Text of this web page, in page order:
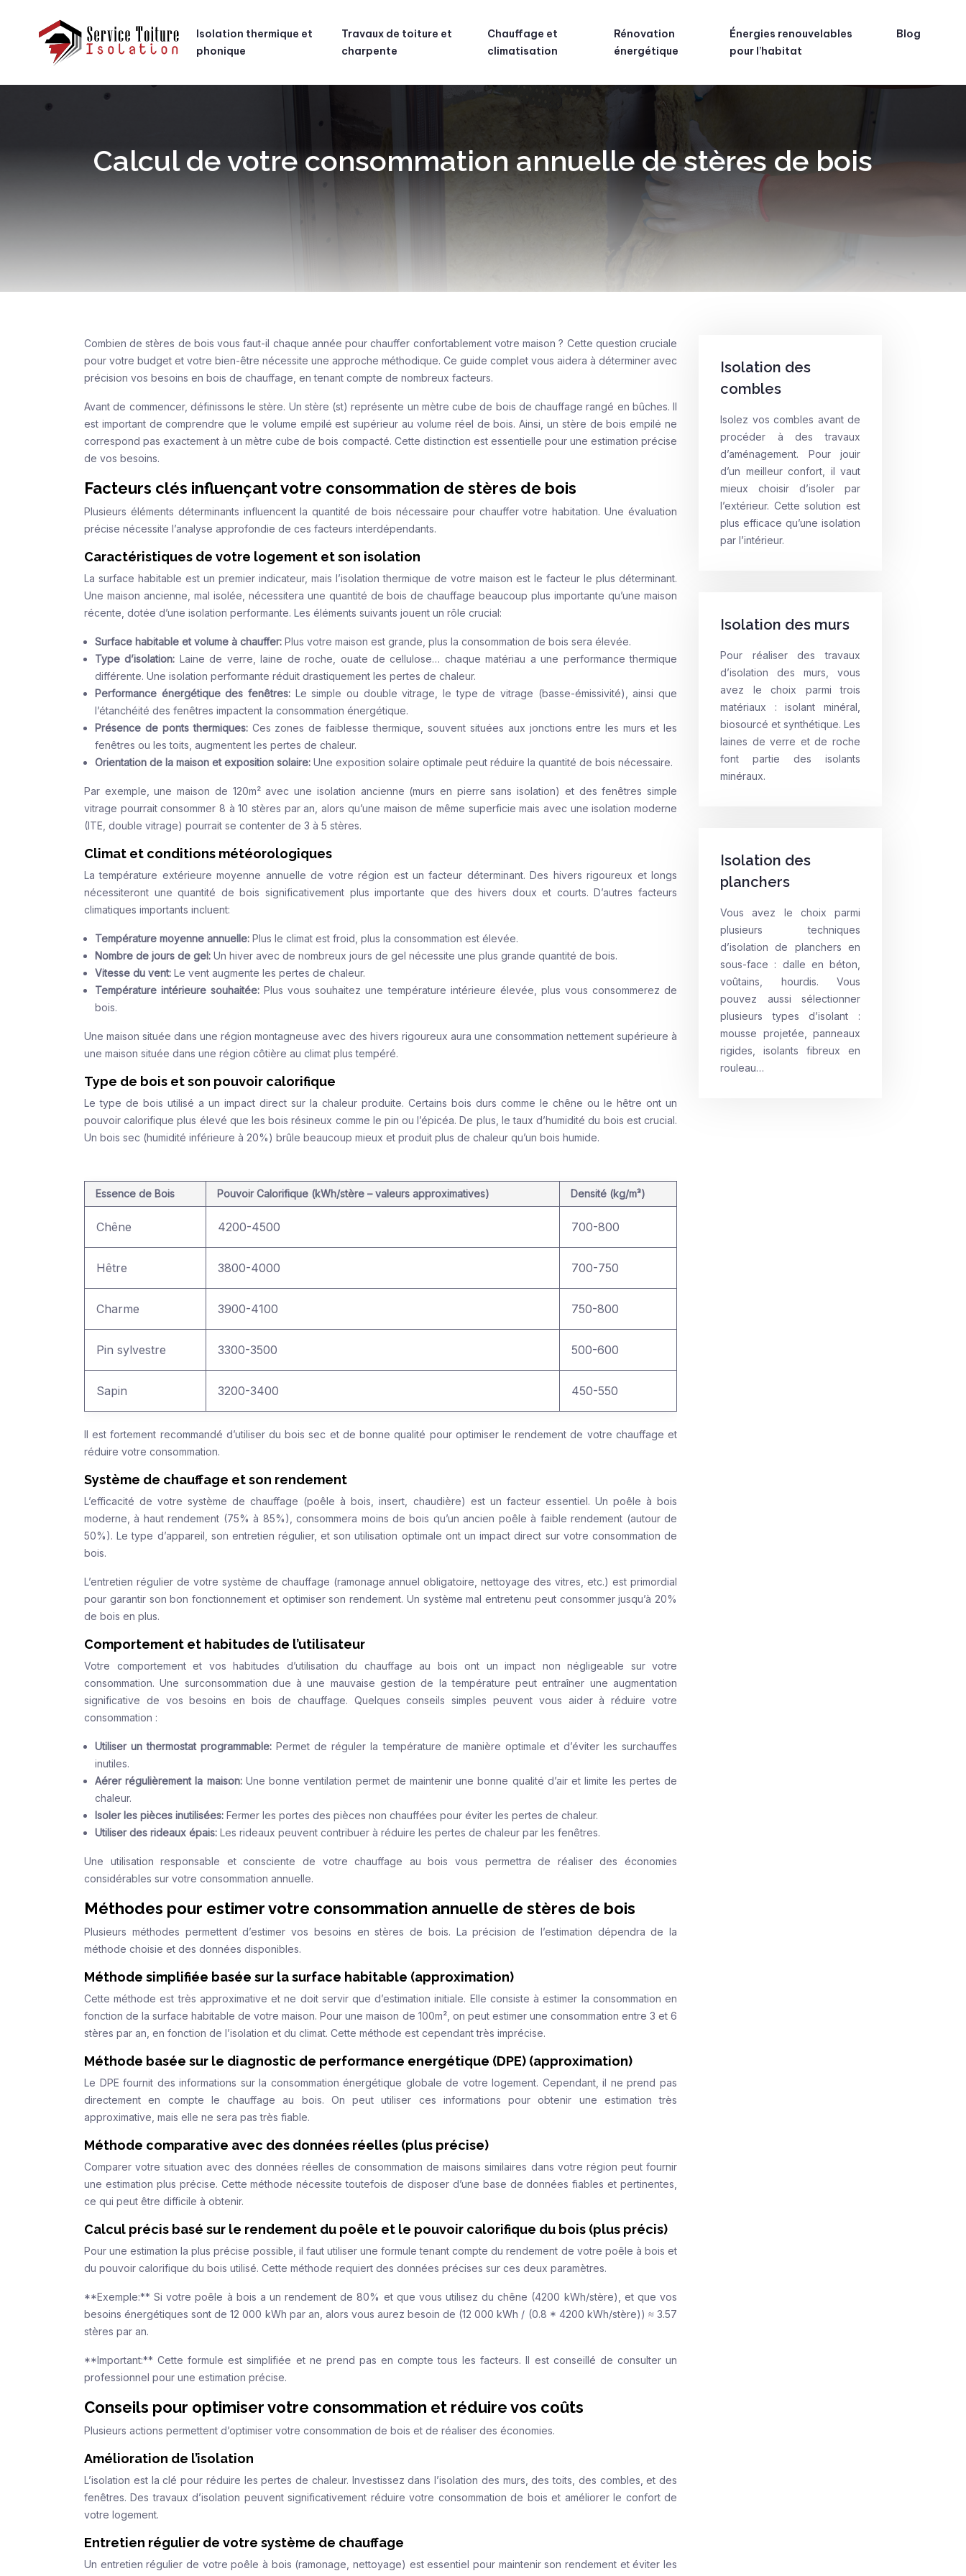
Isolation thermique et
phonique
Travaux de toiture et
charpente
Chauffage et
climatisation
Rénovation
énergétique
Énergies renouvelables
pour l’habitat
Blog
Calcul de votre consommation annuelle de stères de bois
Combien de stères de bois vous faut-il chaque année pour chauffer confortablement votre maison ? Cette question cruciale
pour votre budget et votre bien-être nécessite une approche méthodique. Ce guide complet vous aidera à déterminer avec
précision vos besoins en bois de chauffage, en tenant compte de nombreux facteurs.
Avant de commencer, définissons le stère. Un stère (st) représente un mètre cube de bois de chauffage rangé en bûches. Il
est important de comprendre que le volume empilé est supérieur au volume réel de bois. Ainsi, un stère de bois empilé ne
correspond pas exactement à un mètre cube de bois compacté. Cette distinction est essentielle pour une estimation précise
de vos besoins.
Facteurs clés influençant votre consommation de stères de bois
Plusieurs éléments déterminants influencent la quantité de bois nécessaire pour chauffer votre habitation. Une évaluation
précise nécessite l’analyse approfondie de ces facteurs interdépendants.
Caractéristiques de votre logement et son isolation
La surface habitable est un premier indicateur, mais l’isolation thermique de votre maison est le facteur le plus déterminant.
Une maison ancienne, mal isolée, nécessitera une quantité de bois de chauffage beaucoup plus importante qu’une maison
récente, dotée d’une isolation performante. Les éléments suivants jouent un rôle crucial:
Surface habitable et volume à chauffer: Plus votre maison est grande, plus la consommation de bois sera élevée.
Type d’isolation: Laine de verre, laine de roche, ouate de cellulose… chaque matériau a une performance thermique
différente. Une isolation performante réduit drastiquement les pertes de chaleur.
Performance énergétique des fenêtres: Le simple ou double vitrage, le type de vitrage (basse-émissivité), ainsi que
l’étanchéité des fenêtres impactent la consommation énergétique.
Présence de ponts thermiques: Ces zones de faiblesse thermique, souvent situées aux jonctions entre les murs et les
fenêtres ou les toits, augmentent les pertes de chaleur.
Orientation de la maison et exposition solaire: Une exposition solaire optimale peut réduire la quantité de bois nécessaire.
Par exemple, une maison de 120m² avec une isolation ancienne (murs en pierre sans isolation) et des fenêtres simple
vitrage pourrait consommer 8 à 10 stères par an, alors qu’une maison de même superficie mais avec une isolation moderne
(ITE, double vitrage) pourrait se contenter de 3 à 5 stères.
Climat et conditions météorologiques
La température extérieure moyenne annuelle de votre région est un facteur déterminant. Des hivers rigoureux et longs
nécessiteront une quantité de bois significativement plus importante que des hivers doux et courts. D’autres facteurs
climatiques importants incluent:
Température moyenne annuelle: Plus le climat est froid, plus la consommation est élevée.
Nombre de jours de gel: Un hiver avec de nombreux jours de gel nécessite une plus grande quantité de bois.
Vitesse du vent: Le vent augmente les pertes de chaleur.
Température intérieure souhaitée:Plus vous souhaitez une température intérieure élevée, plus vous consommerez de
bois.
Une maison située dans une région montagneuse avec des hivers rigoureux aura une consommation nettement supérieure à
une maison située dans une région côtière au climat plus tempéré.
Type de bois et son pouvoir calorifique
Le type de bois utilisé a un impact direct sur la chaleur produite. Certains bois durs comme le chêne ou le hêtre ont un
pouvoir calorifique plus élevé que les bois résineux comme le pin ou l’épicéa. De plus, le taux d’humidité du bois est crucial.
Un bois sec (humidité inférieure à 20%) brûle beaucoup mieux et produit plus de chaleur qu’un bois humide.
Essence de Bois Pouvoir Calorifique (kWh/stère – valeurs approximatives) Densité (kg/m³)
Chêne 4200-4500 700-800
Hêtre 3800-4000 700-750
Charme 3900-4100 750-800
Pin sylvestre 3300-3500 500-600
Sapin 3200-3400 450-550
Il est fortement recommandé d’utiliser du bois sec et de bonne qualité pour optimiser le rendement de votre chauffage et
réduire votre consommation.
Système de chauffage et son rendement
L’efficacité de votre système de chauffage (poêle à bois, insert, chaudière) est un facteur essentiel. Un poêle à bois
moderne, à haut rendement (75% à 85%), consommera moins de bois qu’un ancien poêle à faible rendement (autour de
50%). Le type d’appareil, son entretien régulier, et son utilisation optimale ont un impact direct sur votre consommation de
bois.
L’entretien régulier de votre système de chauffage (ramonage annuel obligatoire, nettoyage des vitres, etc.) est primordial
pour garantir son bon fonctionnement et optimiser son rendement. Un système mal entretenu peut consommer jusqu’à 20%
de bois en plus.
Comportement et habitudes de l’utilisateur
Votre comportement et vos habitudes d’utilisation du chauffage au bois ont un impact non négligeable sur votre
consommation. Une surconsommation due à une mauvaise gestion de la température peut entraîner une augmentation
significative de vos besoins en bois de chauffage. Quelques conseils simples peuvent vous aider à réduire votre
consommation :
Utiliser un thermostat programmable:Permet de réguler la température de manière optimale et d’éviter les surchauffes
inutiles.
Aérer régulièrement la maison: Une bonne ventilation permet de maintenir une bonne qualité d’air et limite les pertes de
chaleur.
Isoler les pièces inutilisées: Fermer les portes des pièces non chauffées pour éviter les pertes de chaleur.
Utiliser des rideaux épais: Les rideaux peuvent contribuer à réduire les pertes de chaleur par les fenêtres.
Une utilisation responsable et consciente de votre chauffage au bois vous permettra de réaliser des économies
considérables sur votre consommation annuelle.
Méthodes pour estimer votre consommation annuelle de stères de bois
Plusieurs méthodes permettent d’estimer vos besoins en stères de bois. La précision de l’estimation dépendra de la
méthode choisie et des données disponibles.
Méthode simplifiée basée sur la surface habitable (approximation)
Cette méthode est très approximative et ne doit servir que d’estimation initiale. Elle consiste à estimer la consommation en
fonction de la surface habitable de votre maison. Pour une maison de 100m², on peut estimer une consommation entre 3 et 6
stères par an, en fonction de l’isolation et du climat. Cette méthode est cependant très imprécise.
Méthode basée sur le diagnostic de performance energétique (DPE) (approximation)
Le DPE fournit des informations sur la consommation énergétique globale de votre logement. Cependant, il ne prend pas
directement en compte le chauffage au bois. On peut utiliser ces informations pour obtenir une estimation très
approximative, mais elle ne sera pas très fiable.
Méthode comparative avec des données réelles (plus précise)
Comparer votre situation avec des données réelles de consommation de maisons similaires dans votre région peut fournir
une estimation plus précise. Cette méthode nécessite toutefois de disposer d’une base de données fiables et pertinentes,
ce qui peut être difficile à obtenir.
Calcul précis basé sur le rendement du poêle et le pouvoir calorifique du bois (plus précis)
Pour une estimation la plus précise possible, il faut utiliser une formule tenant compte du rendement de votre poêle à bois et
du pouvoir calorifique du bois utilisé. Cette méthode requiert des données précises sur ces deux paramètres.
**Exemple:** Si votre poêle à bois a un rendement de 80% et que vous utilisez du chêne (4200 kWh/stère), et que vos
besoins énergétiques sont de 12 000 kWh par an, alors vous aurez besoin de (12 000 kWh / (0.8 * 4200 kWh/stère)) ≈ 3.57
stères par an.
**Important:** Cette formule est simplifiée et ne prend pas en compte tous les facteurs. Il est conseillé de consulter un
professionnel pour une estimation précise.
Conseils pour optimiser votre consommation et réduire vos coûts
Plusieurs actions permettent d’optimiser votre consommation de bois et de réaliser des économies.
Amélioration de l’isolation
L’isolation est la clé pour réduire les pertes de chaleur. Investissez dans l’isolation des murs, des toits, des combles, et des
fenêtres. Des travaux d’isolation peuvent significativement réduire votre consommation de bois et améliorer le confort de
votre logement.
Entretien régulier de votre système de chauffage
Un entretien régulier de votre poêle à bois (ramonage, nettoyage) est essentiel pour maintenir son rendement et éviter les
Isolation des
combles
Isolez vos combles avant de
procéder à des travaux
d’aménagement. Pour jouir
d’un meilleur confort, il vaut
mieux choisir d’isoler par
l’extérieur. Cette solution est
plus efficace qu’une isolation
par l’intérieur.
Isolation des murs
Pour réaliser des travaux
d’isolation des murs, vous
avez le choix parmi trois
matériaux : isolant minéral,
biosourcé et synthétique. Les
laines de verre et de roche
font partie des isolants
minéraux.
Isolation des
planchers
Vous avez le choix parmi
plusieurs techniques
d’isolation de planchers en
sous-face : dalle en béton,
voûtains, hourdis. Vous
pouvez aussi sélectionner
plusieurs types d’isolant :
mousse projetée, panneaux
rigides, isolants fibreux en
rouleau…